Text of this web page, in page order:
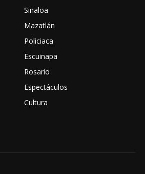
Sinaloa
Mazatlán
Policiaca
Escuinapa
Rosario
Espectáculos
Cultura